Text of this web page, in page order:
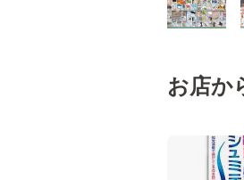
お店か